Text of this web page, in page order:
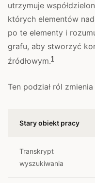
utrzymuje
których elementów
po te elementy i
grafu, aby stworzyć
źródłowym.1
Ten podział ról
Stary obiekt pracy
Transkrypt
wyszukiwania